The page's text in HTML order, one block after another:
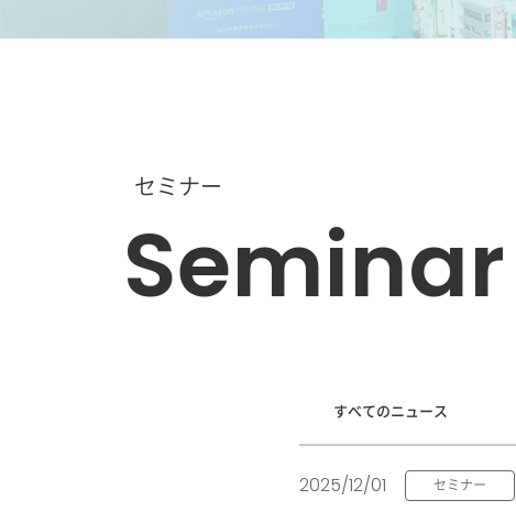
セミナー
seminar
すべてのニュース
2025/12/01 セミナー